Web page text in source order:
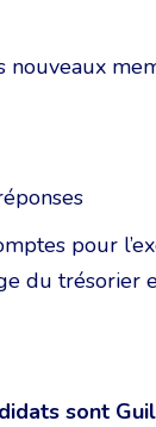
pour
du trésorier
sont